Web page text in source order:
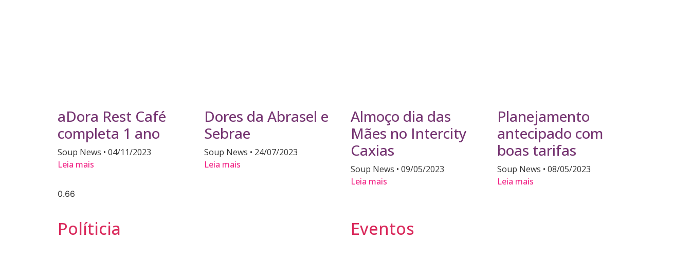
aDora Rest Café
completa 1 ano
Soup News
04/11/2023
Leia mais
Dores da Abrasel e
Sebrae
Soup News
24/07/2023
Leia mais
Almoço dia das
Mães no Intercity
Caxias
Soup News
09/05/2023
Leia mais
Planejamento
antecipado com
boas tarifas
Soup News
08/05/2023
Leia mais
Políticia Eventos